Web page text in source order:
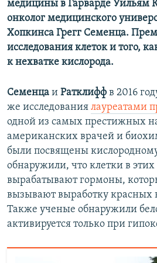
медицины в Гарварде Уильям
онколог медицинского
Хопкинса Грегг Семенца.
исследования клеток и того,
к нехватке кислорода.
Семенца и Ратклифф в 2016
же исследования лауреатами
одной из самых престижных
американских врачей и
были посвящены
обнаружили, что клетки в этих
вырабатывают гормоны,
вызывают выработку красных
Также ученые обнаружили
активируется только при